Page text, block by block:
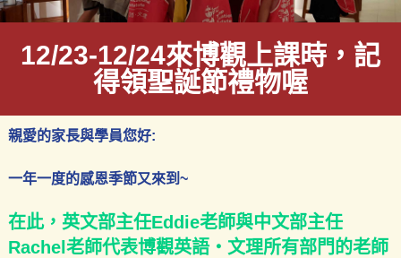
12/23-12/24來博觀上課時，記
得領聖誕節禮物喔
親愛的家長與學員您好:
一年一度的感恩季節又來到~
在此，英文部主任Eddie老師與中文部主任
Rachel老師代表博觀英語・文理所有部門的老師